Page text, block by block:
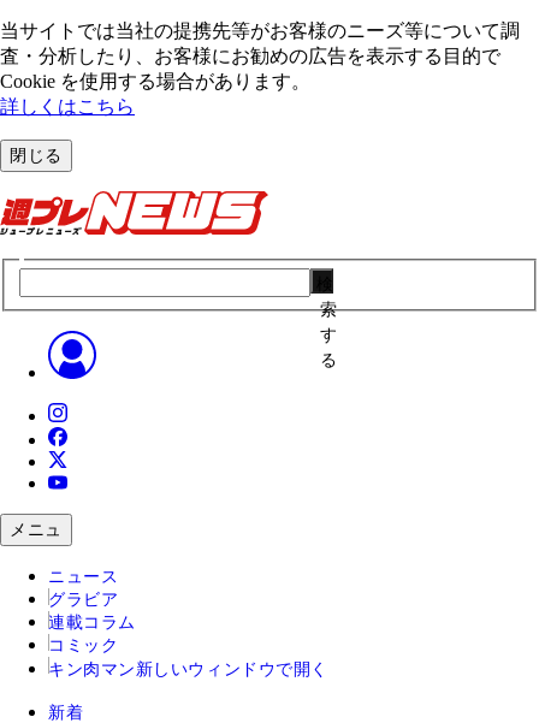
当サイトでは当社の提携先等がお客様のニーズ等について調
査・分析したり、お客様にお勧めの広告を表⽰する⽬的で
Cookie を使⽤する場合があります。
詳しくはこちら
閉じる
索
す
る
メニュ
ニュース
グラビア
連載コラム
コミック
キン肉マン 新しいウィンドウで開く
新着